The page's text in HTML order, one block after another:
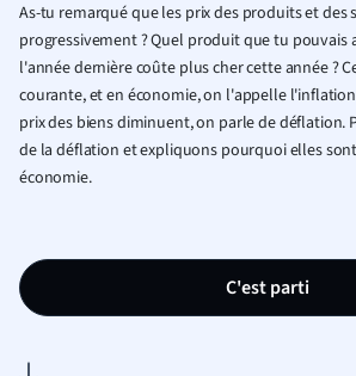
As-tu remarqué que les prix des produits et des
progressivement ? Quel produit que tu pouvais
l'année dernière coûte plus cher cette année ?
courante, et en économie, on l'appelle
prix des biens diminuent, on parle de déflation.
de la déflation et expliquons pourquoi elles
économie.
C'est parti